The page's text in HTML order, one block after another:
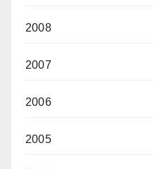
2008
2007
2006
2005